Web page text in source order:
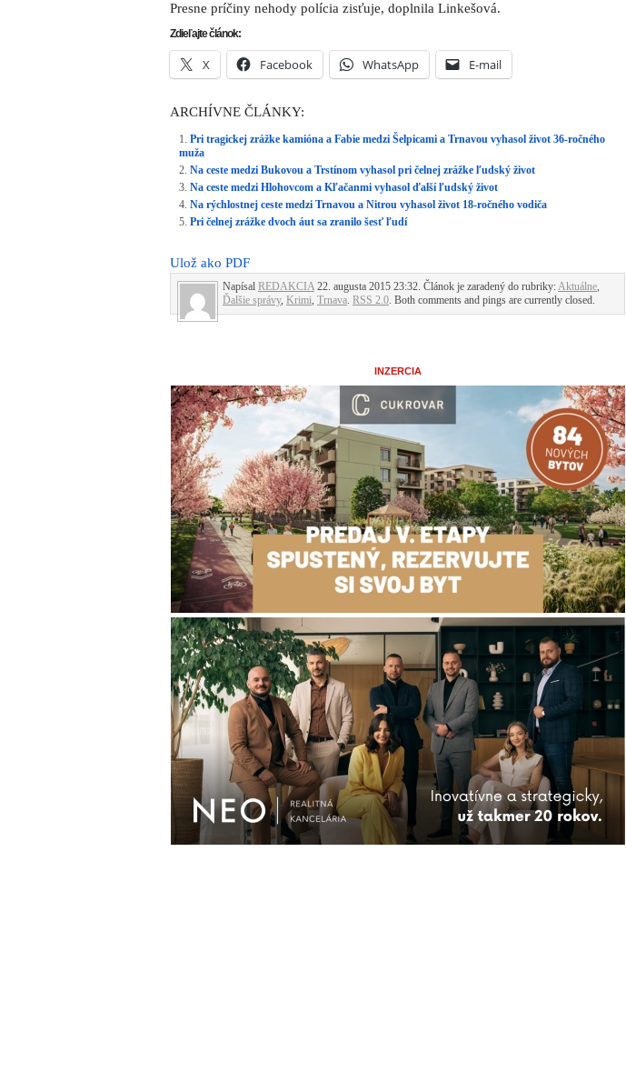
Presne príčiny nehody polícia zisťuje, doplnila Linkešová.
Zdieľajte článok:
X Facebook WhatsApp E-mail
ARCHÍVNE ČLÁNKY:
Pri tragickej zrážke kamióna a Fabie medzi Šelpicami a Trnavou vyhasol život 36-ročného
muža
Na ceste medzi Bukovou a Trstínom vyhasol pri čelnej zrážke ľudský život
Na ceste medzi Hlohovcom a Kľačanmi vyhasol ďalší ľudský život
Na rýchlostnej ceste medzi Trnavou a Nitrou vyhasol život 18-ročného vodiča
Pri čelnej zrážke dvoch áut sa zranilo šesť ľudí
Ulož ako PDF
Napísal REDAKCIA 22. augusta 2015 23:32. Článok je zaradený do rubriky:Aktuálne,
Ďalšie správy, Krimi, Trnava. RSS 2.0. Both comments and pings are currently closed.
INZERCIA